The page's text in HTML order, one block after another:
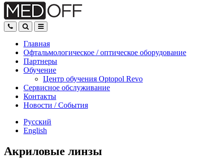
Главная
Офтальмологическое / оптическое оборудование
Партнеры
Обучение
Центр обучения Оptopol Revo
Сервисное обслуживание
Контакты
Новости / События
Русский
English
Акриловые линзы